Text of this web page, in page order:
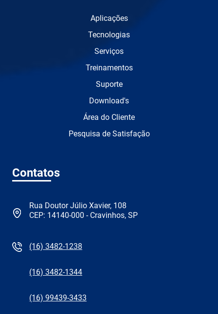
Aplicações
Tecnologias
Serviços
Treinamentos
Suporte
Download's
Área do Cliente
Pesquisa de Satisfação
Contatos
Rua Doutor Júlio Xavier, 108
CEP: 14140-000 - Cravinhos, SP
(16) 3482-1238
(16) 3482-1344
(16) 99439-3433